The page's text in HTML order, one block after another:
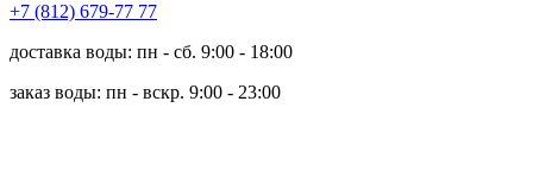
+7 (812) 679-77 77
доставка воды: пн - сб. 9:00 - 18:00
заказ воды: пн - вскр. 9:00 - 23:00